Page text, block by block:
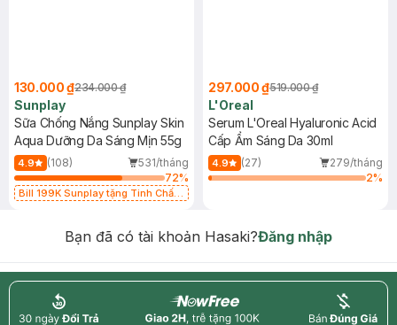
130.000 ₫234.000 ₫
Sunplay
Sữa Chống Nắng Sunplay Skin
Aqua Dưỡng Da Sáng Mịn 55g
4.9 (108)
531/tháng
72%
Bill 199K Sunplay tặng Tinh Chất
297.000 ₫519.000 ₫
L'Oreal
Serum L'Oreal Hyaluronic Acid
Cấp Ẩm Sáng Da 30ml
4.9 (27)
279/tháng
2%
Bạn đã có tài khoản Hasaki?Đăng nhập